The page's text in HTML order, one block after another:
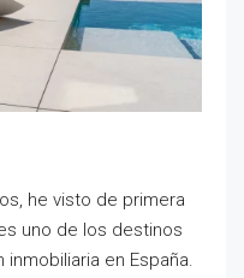
he visto de primera
uno de los destinos
en España.